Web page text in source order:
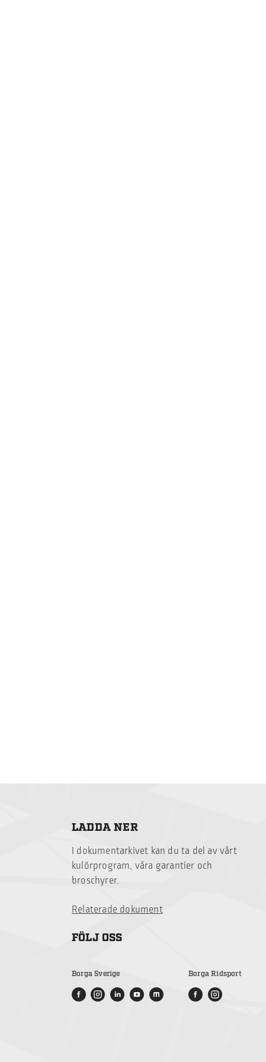
LADDA NER
I dokumentarkivet kan du ta del av vårt
kulörprogram, våra garantier och
broschyrer.
Relaterade dokument
FÖLJ OSS
Borga Sverige Borga Ridsport